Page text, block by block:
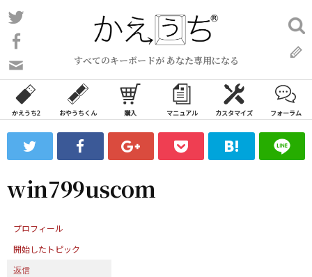
コ
ン
ン
ツ
ス
ッ
すべてのキーボードが あなた専用になる
い
合
わ
フ
ォ
ム
検
索:
かえうち2 おやうちくん 購入 マニュアル カスタマイズ フォーラム
win799uscom
プロフィール
開始したトピック
返信